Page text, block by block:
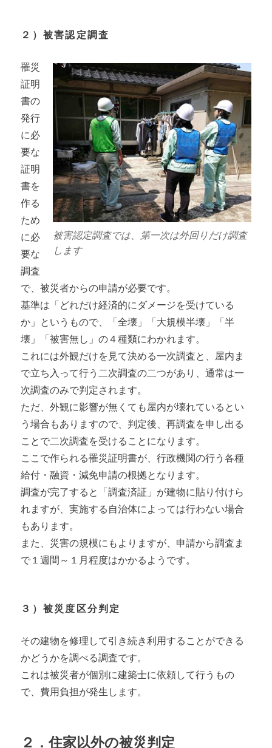
２）被害認定調査
被害認定調査では、第一次は外回りだけ調査
します
罹災
証明
書の
発行
に必
要な
証明
書を
作る
ため
に必
要な
調査
で、被災者からの申請が必要です。
基準は「どれだけ経済的にダメージを受けている
か」というもので、「全壊」「大規模半壊」「半
壊」「被害無し」の４種類にわかれます。
これには外観だけを見て決める一次調査と、屋内ま
で立ち入って行う二次調査の二つがあり、通常は一
次調査のみで判定されます。
ただ、外観に影響が無くても屋内が壊れているとい
う場合もありますので、判定後、再調査を申し出る
ことで二次調査を受けることになります。
ここで作られる罹災証明書が、行政機関の行う各種
給付・融資・減免申請の根拠となります。
調査が完了すると「調査済証」が建物に貼り付けら
れますが、実施する自治体によっては行わない場合
もあります。
また、災害の規模にもよりますが、申請から調査ま
で１週間～１月程度はかかるようです。
３）被災度区分判定
その建物を修理して引き続き利用することができる
かどうかを調べる調査です。
これは被災者が個別に建築士に依頼して行うもの
で、費用負担が発生します。
２．住家以外の被災判定